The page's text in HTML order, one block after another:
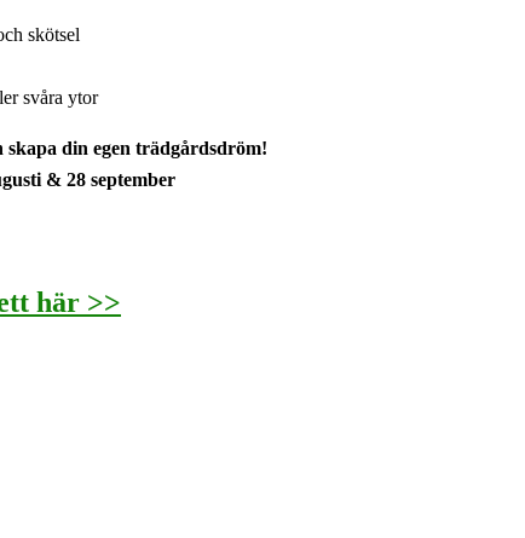
skötsel
svåra ytor
skapa din egen trädgårdsdröm!
& 28 september
här >>